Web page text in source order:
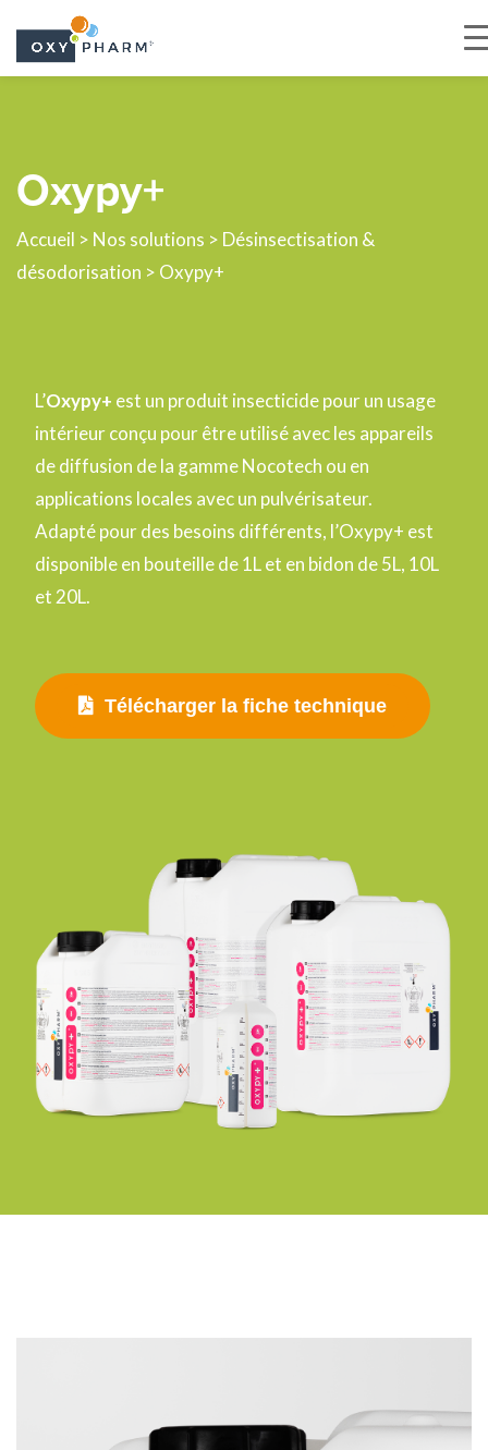
content
Oxypy+
Accueil > Nos solutions > Désinsectisation &
désodorisation > Oxypy+
L’Oxypy+ est un produit insecticide pour un usage
intérieur conçu pour être utilisé avec les appareils
de diffusion de la gamme Nocotech ou en
applications locales avec un pulvérisateur.
Adapté pour des besoins différents, l’Oxypy+ est
disponible en bouteille de 1L et en bidon de 5L, 10L
et 20L.
Télécharger la fiche technique